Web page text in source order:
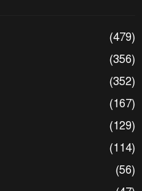
(479)
(356)
(352)
(167)
(129)
(114)
(56)